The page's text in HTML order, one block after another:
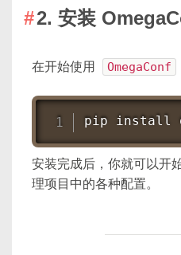
2. 安装
在开始使用 OmegaConf
pip install
安装完成后，你就可以开
理项目中的各种配置。